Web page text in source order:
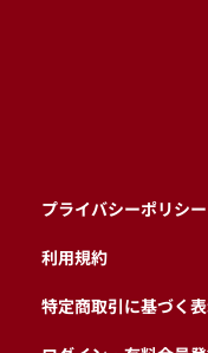
プライバシーポリシー
利用規約
特定商取引に基づく